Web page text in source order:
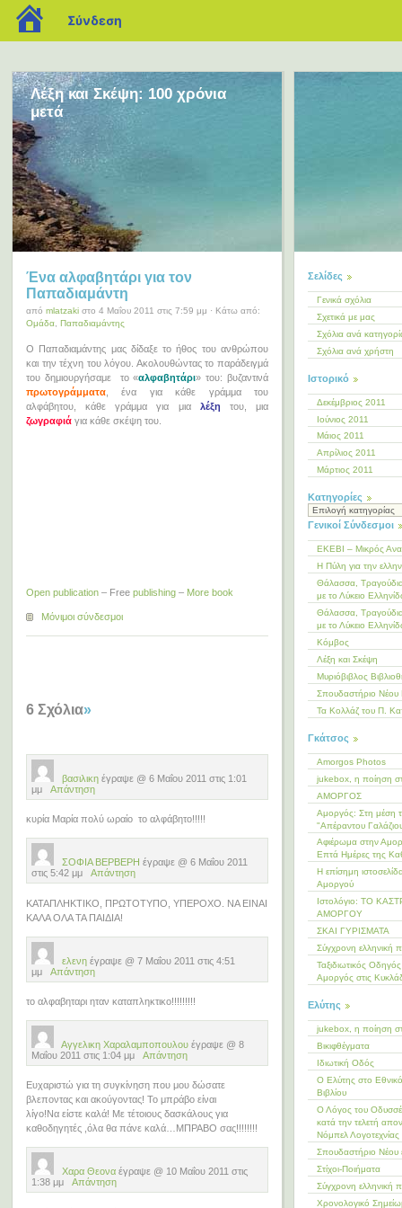
blogs.sch.gr
Σύνδεση
Λέξη και Σκέψη: 100 χρόνια
μετά
Ένα αλφαβητάρι για τον
Παπαδιαμάντη
από mlatzaki στο 4 Μαΐου 2011 στις 7:59 μμ · Κάτω από:
Ομάδα Παπαδιαμάντης
Ο Παπαδιαμάντης μας δίδαξε το ήθος του ανθρώπου
και την τέχνη του λόγου. Ακολουθώντας το παράδειγμά
του δημιουργήσαμε το «αλφαβητάρι» του: βυζαντινά
πρωτογράμματα , ένα για κάθε γράμμα του
αλφάβητου, κάθε γράμμα για μια λέξη του, μια
ζωγραφιά για κάθε σκέψη του.
Open publication – Free publishing – More book
Μόνιμοι σύνδεσμοι
6 Σχόλια»
βασιλικη έγραψε @ 6 Μαΐου 2011 στις 1:01
μμ Απάντηση
κυρία Μαρία πολύ ωραίο το αλφάβητο!!!!!
ΣΟΦΙΑ ΒΕΡΒΕΡΗ έγραψε @ 6 Μαΐου 2011
στις 5:42 μμ Απάντηση
ΚΑΤΑΠΛΗΚΤΙΚΟ, ΠΡΩΤΟΤΥΠΟ, ΥΠΕΡΟΧΟ. ΝΑ ΕΙΝΑΙ
ΚΑΛΑ ΟΛΑ ΤΑ ΠΑΙΔΙΑ!
ελενη έγραψε @ 7 Μαΐου 2011 στις 4:51
μμ Απάντηση
το αλφαβηταρι ηταν καταπληκτικο!!!!!!!!!
Αγγελικη Χαραλαμποπουλου έγραψε @ 8
Μαΐου 2011 στις 1:04 μμ Απάντηση
Ευχαριστώ για τη συγκίνηση που μου δώσατε
βλεποντας και ακούγοντας! Το μπράβο είναι
λίγο!Να είστε καλά! Με τέτοιους δασκάλους για
καθοδηγητές ,όλα θα πάνε καλά…ΜΠΡΑΒΟ σας!!!!!!!!
Χαρα Θεονα έγραψε @ 10 Μαΐου 2011 στις
1:38 μμ Απάντηση
Σελίδες
Γενικά σχόλια
Σχετικά με μας
Σχόλια ανά
Σχόλια ανά χρήστη
Ιστορικό
Δεκέμβριος 2011
Ιούνιος 2011
Μάιος 2011
Απρίλιος 2011
Μάρτιος 2011
Kατηγορίες
Kατηγορίες
Γενικοί Σύνδεσμοι
ΕΚΕΒΙ – Μικρός
Η Πύλη για την
Θάλασσα,
με το Λύκειο
Θάλασσα,
με το Λύκειο
Κόμβος
Λέξη και Σκέψη
Μυριόβιβλος
Σπουδαστήριο Νέου
Τα Κολλάζ του Π.
Γκάτσος
Amorgos Photos
jukebox, η ποίηση
ΑΜΟΡΓΟΣ
Αμοργός: Στη μέση
"Απέραντου
Αφιέρωμα στην
Επτά Ημέρες της
Η επίσημη
Αμοργού
Ιστολόγιο: ΤΟ
ΑΜΟΡΓΟΥ
ΣΚΑΙ ΓΥΡΙΣΜΑΤΑ
Σύγχρονη ελληνική
Ταξιδιωτικός
Αμοργός στις
Ελύτης
jukebox, η ποίηση
Βικιφθέγματα
Ιδιωτική Οδός
Ο Ελύτης στο
Βιβλίου
Ο Λόγος του
κατά την τελετή
Νόμπελ Λογοτεχνίας
Σπουδαστήριο Νέου
Στίχοι-Ποιήματα
Σύγχρονη ελληνική
Χρονολογικό